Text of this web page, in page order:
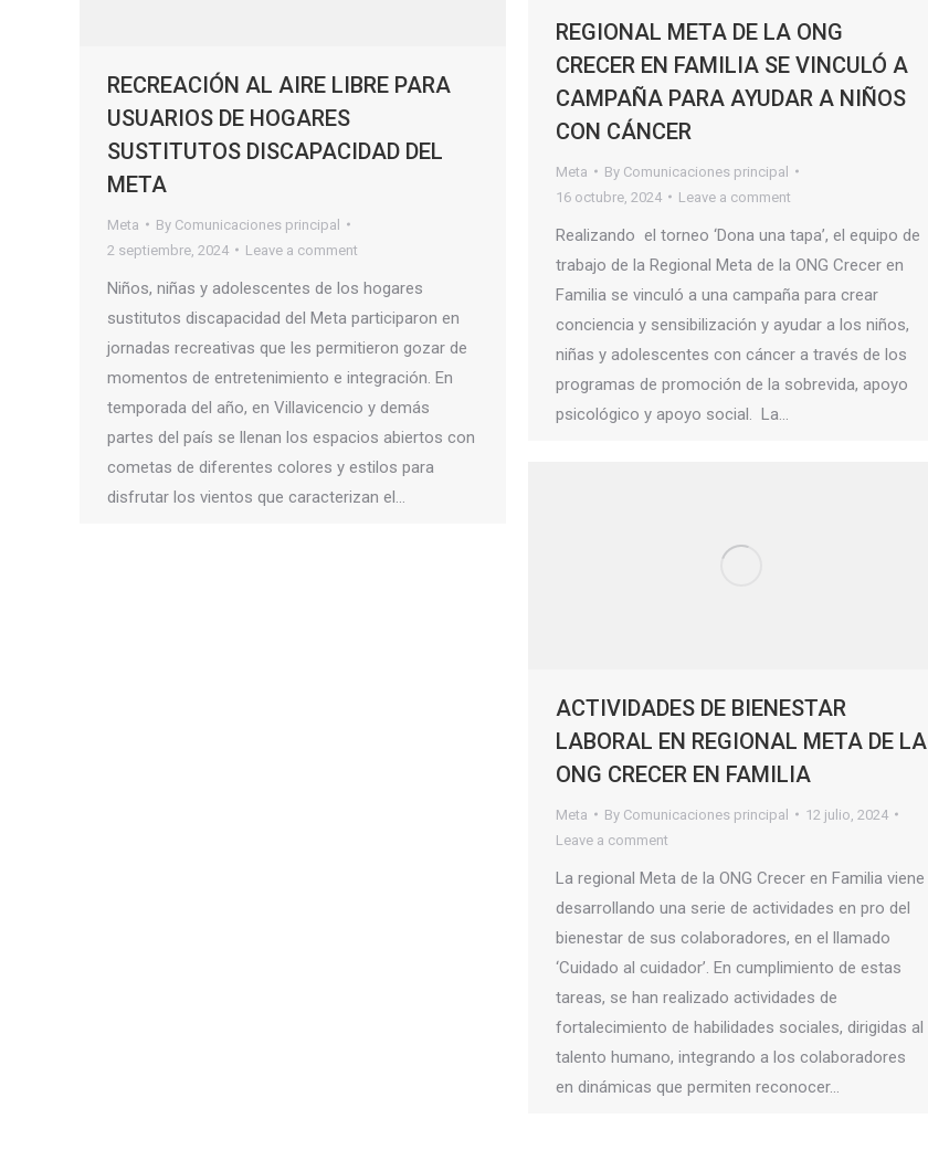
REGIONAL META DE LA ONG
CRECER EN FAMILIA SE VINCULÓ A
CAMPAÑA PARA AYUDAR A NIÑOS
CON CÁNCER
Meta By Comunicaciones principal
16 octubre, 2024
Leave a comment
Realizando el torneo ‘Dona una tapa’, el equipo de
trabajo de la Regional Meta de la ONG Crecer en
Familia se vinculó a una campaña para crear
conciencia y sensibilización y ayudar a los niños,
niñas y adolescentes con cáncer a través de los
programas de promoción de la sobrevida, apoyo
psicológico y apoyo social. La…
RECREACIÓN AL AIRE LIBRE PARA
USUARIOS DE HOGARES
SUSTITUTOS DISCAPACIDAD DEL
META
Meta By Comunicaciones principal
2 septiembre, 2024
Leave a comment
Niños, niñas y adolescentes de los hogares
sustitutos discapacidad del Meta participaron en
jornadas recreativas que les permitieron gozar de
momentos de entretenimiento e integración. En
temporada del año, en Villavicencio y demás
partes del país se llenan los espacios abiertos con
cometas de diferentes colores y estilos para
disfrutar los vientos que caracterizan el…
ACTIVIDADES DE BIENESTAR
LABORAL EN REGIONAL META DE LA
ONG CRECER EN FAMILIA
Meta By Comunicaciones principal
12 julio, 2024
Leave a comment
La regional Meta de la ONG Crecer en Familia viene
desarrollando una serie de actividades en pro del
bienestar de sus colaboradores, en el llamado
‘Cuidado al cuidador’. En cumplimiento de estas
tareas, se han realizado actividades de
fortalecimiento de habilidades sociales, dirigidas al
talento humano, integrando a los colaboradores
en dinámicas que permiten reconocer…